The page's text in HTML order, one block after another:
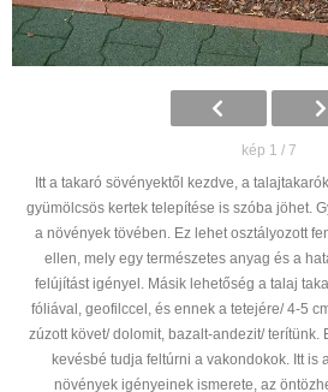
kép 1 / 7
Itt a takaró sövényektől kezdve, a
gyümölcsös kertek telepítése is szóba jöhet.
a növények tövében. Ez lehet osztályozott
ellen, mely egy természetes anyag és a
felújítást igényel. Másik lehetőség a talaj
fóliával, geofilccel, és ennek a tetejére/ 4-5
zúzott követ/ dolomit, bazalt-andezit/ terítünk.
kevésbé tudja feltúrni a vakondokok. Itt is
növények igényeinek ismerete, az